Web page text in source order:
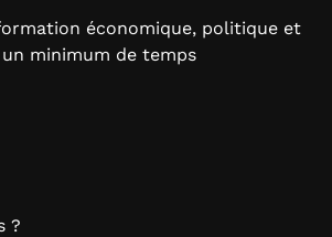
économique, politique et
minimum de temps
?